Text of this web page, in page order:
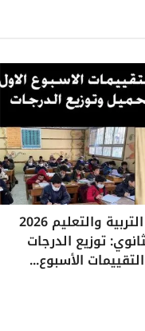
تقييمات وزارة التربية والتعليم 2026
توزيع الدرجات
الأسبوع...